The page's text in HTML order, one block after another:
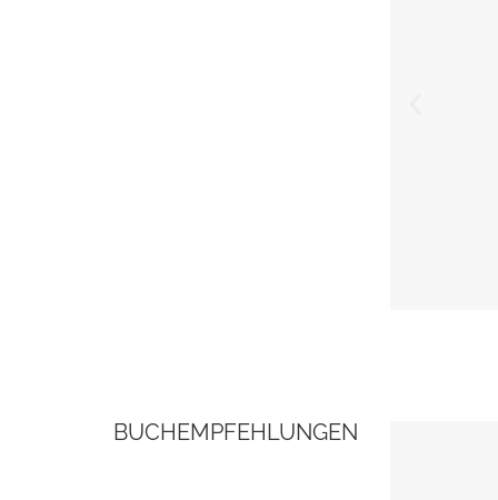
BUCHEMPFEHLUNGEN